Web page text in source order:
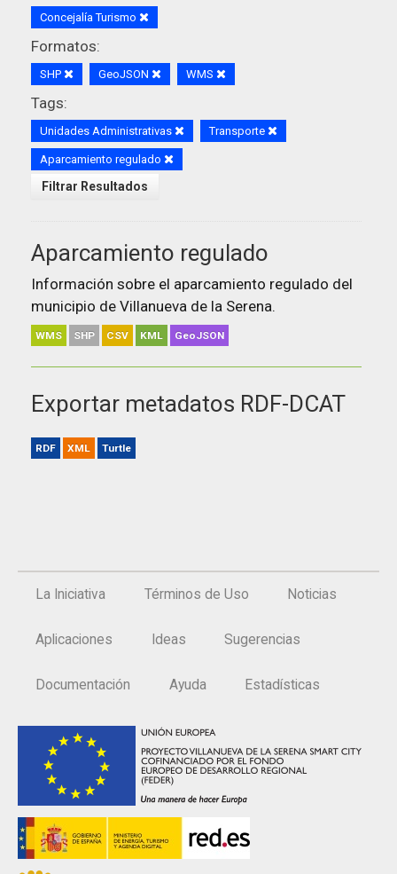
Concejalía Turismo
Formatos:
SHP GeoJSON WMS
Tags:
Unidades Administrativas Transporte
Aparcamiento regulado
Filtrar Resultados
Aparcamiento regulado
Información sobre el aparcamiento regulado del
municipio de Villanueva de la Serena.
WMS SHP CSV KML GeoJSON
Exportar metadatos RDF-DCAT
RDF XML Turtle
La Iniciativa Términos de Uso Noticias
Aplicaciones Ideas Sugerencias
Documentación Ayuda Estadísticas